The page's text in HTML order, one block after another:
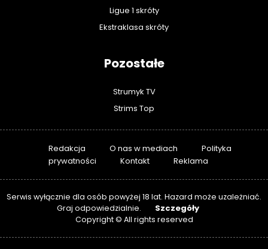
Ligue 1 skróty
Ekstraklasa skróty
Pozostałe
Strumyk TV
Strims Top
Redakcja O nas w mediach
Polityka
prywatności
Kontakt Reklama
Serwis wyłącznie dla osób powyżej 18 lat. Hazard może uzależniać.
Graj odpowiedzialnie.
Szczegóły
Copyright © All rights reserved